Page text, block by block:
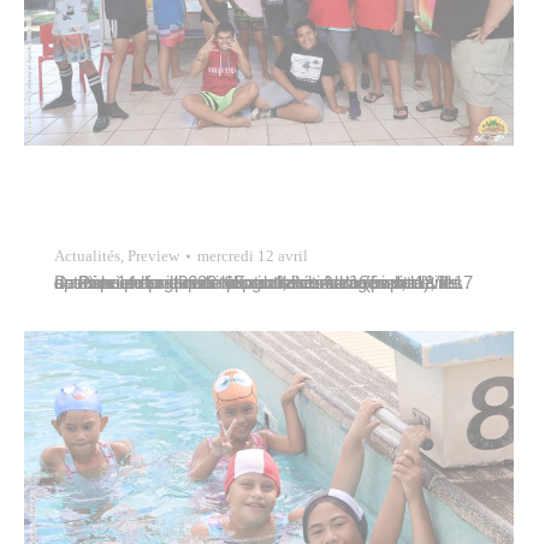
Actualités, Preview mercredi 12 avril
Dans le cadre de son programme Ado-Sport, la Ville de Papeete organisait durant les vacances scolaires du 3 au 14 avril 2023 des activités à dominante sportive en faveur de 65 adolescents âgés de 13 à 17 ans issus des quartiers prioritaires de la capitale. Ils ont ainsi pu pratiquer le futsal, l’ultimate (frisbee), le…